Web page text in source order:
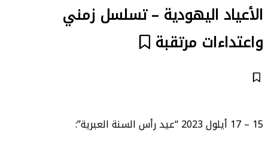
الأعياد اليهودية – تسلسل زمني
واعتداءات مرتقبة
15 – 17 أيلول 2023 “عيد رأس السنة العبرية”: